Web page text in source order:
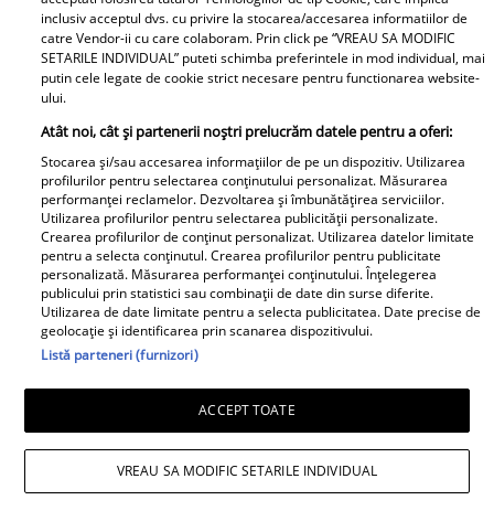
Libertatea pentru Femei
Acum s-a aflat!
Adevăratul motiv pentru
care “Insula iubirii” a
fost mutată în
septembrie. Fanii sunt
Felicitări, Filip! La ce
liceu a intrat fiul genial
al Luminiței Anghel și
ce note a luat la
inclusiv acceptul dvs. cu privire la stocarea/accesarea informatiilor de
catre Vendor-ii cu care colaboram. Prin click pe “VREAU SA MODIFIC
SETARILE INDIVIDUAL” puteti schimba preferintele in mod individual, mai
putin cele legate de cookie strict necesare pentru functionarea website-
ului.
Atât noi, cât și partenerii noștri prelucrăm datele pentru a oferi:
Stocarea și/sau accesarea informațiilor de pe un dispozitiv. Utilizarea
profilurilor pentru selectarea conținutului personalizat. Măsurarea
performanței reclamelor. Dezvoltarea și îmbunătățirea serviciilor.
Utilizarea profilurilor pentru selectarea publicității personalizate.
Crearea profilurilor de conținut personalizat. Utilizarea datelor limitate
pentru a selecta conținutul. Crearea profilurilor pentru publicitate
personalizată. Măsurarea performanței conținutului. Înțelegerea
publicului prin statistici sau combinații de date din surse diferite.
Utilizarea de date limitate pentru a selecta publicitatea. Date precise de
geolocație și identificarea prin scanarea dispozitivului.
Listă parteneri (furnizori)
ACCEPT TOATE
VREAU SA MODIFIC SETARILE INDIVIDUAL